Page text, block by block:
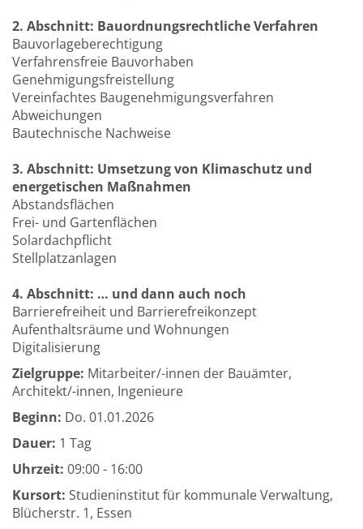
2. Abschnitt: Bauordnungsrechtliche Verfahren
Bauvorlageberechtigung
Verfahrensfreie Bauvorhaben
Genehmigungsfreistellung
Vereinfachtes Baugenehmigungsverfahren
Abweichungen
Bautechnische Nachweise
3. Abschnitt: Umsetzung von Klimaschutz und
energetischen Maßnahmen
Abstandsflächen
Frei- und Gartenflächen
Solardachpflicht
Stellplatzanlagen
4. Abschnitt: … und dann auch noch
Barrierefreiheit und Barrierefreikonzept
Aufenthaltsräume und Wohnungen
Digitalisierung
Zielgruppe: Mitarbeiter/-innen der Bauämter,
Architekt/-innen, Ingenieure
Beginn: Do. 01.01.2026
Dauer: 1 Tag
Uhrzeit: 09:00 - 16:00
Kursort: Studieninstitut für kommunale Verwaltung,
Blücherstr. 1, Essen